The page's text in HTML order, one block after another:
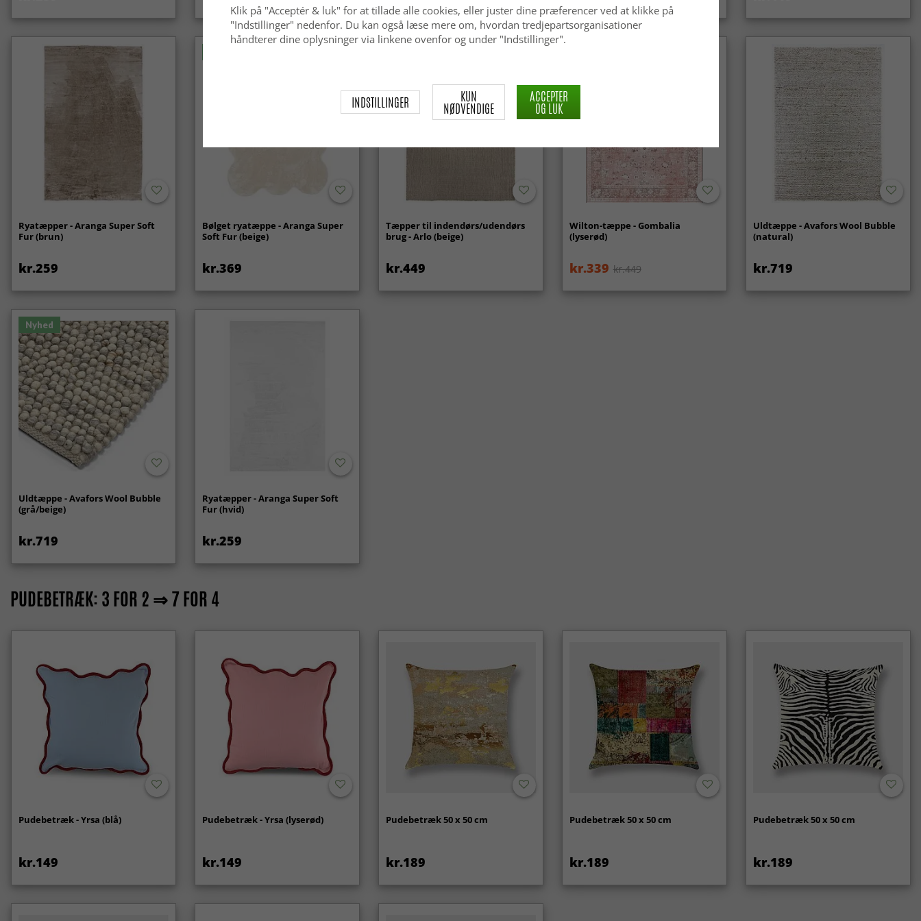
Ryatæpper - Aranga Super Soft
Fur (brun)
kr.259
Bølget ryatæppe - Aranga Super
Soft Fur (beige)
kr.369
Tæpper til indendørs/udendørs
brug - Arlo (beige)
kr.449
Wilton-tæppe - Gombalia
(lyserød)
kr.339 kr.449
Uldtæppe - Avafors Wool Bubble
(natural)
kr.719
Nyhed
Uldtæppe - Avafors Wool Bubble
(grå/beige)
kr.719
Ryatæpper - Aranga Super Soft
Fur (hvid)
kr.259
PUDEBETRÆK: 3 FOR 2 ⇒ 7 FOR 4
Pudebetræk - Yrsa (blå)
kr.149
Pudebetræk - Yrsa (lyserød)
kr.149
Pudebetræk 50 x 50 cm
kr.189
Pudebetræk 50 x 50 cm
kr.189
Pudebetræk 50 x 50 cm
kr.189
Klik på "Acceptér & luk" for at tillade alle cookies, eller juster dine præferencer ved at klikke på
"Indstillinger" nedenfor. Du kan også læse mere om, hvordan tredjepartsorganisationer
håndterer dine oplysninger via linkene ovenfor og under "Indstillinger".
INDSTILLINGER KUN
NØDVENDIGE
ACCEPTER
OG LUK